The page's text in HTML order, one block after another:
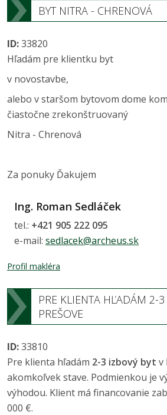
BYT NITRA - CHRENOVÁ
ID:33820
Hľadám pre klientku byt
v novostavbe,
alebo v staršom bytovom dome
čiastočne zrekonštruovaný
Nitra - Chrenová
Za ponuky Ďakujem
Ing. Roman Sedláček
tel.: +421 905 222 095
e-mail: sedlacek@archeus.sk
Profil makléra
PRE KLIENTA HĽADÁM 2-
PREŠOVE
ID:33810
Pre klienta hľadám 2-3 izbový byt v
akomkoľvek stave. Podmienkou je
výhodou. Klient má financovanie
000 €.